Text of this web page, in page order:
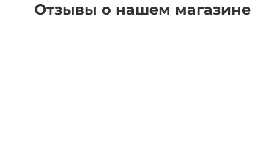
Отзывы о нашем магазине